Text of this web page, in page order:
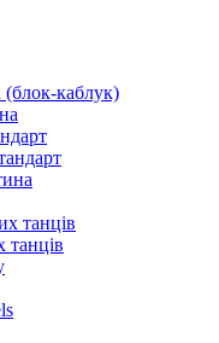
(блок-каблук)
танців
танців